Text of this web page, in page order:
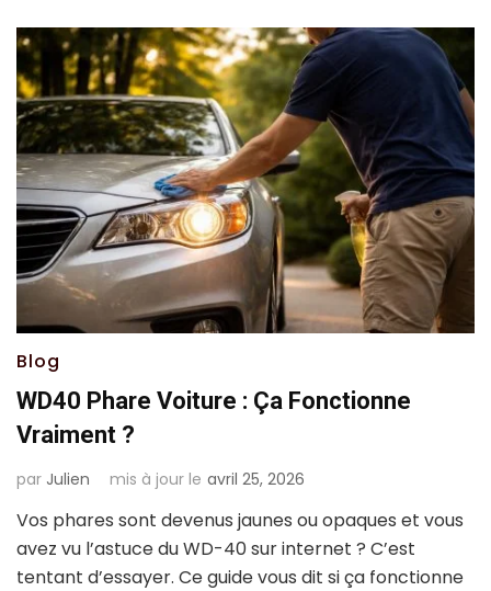
Blog
WD40 Phare Voiture : Ça Fonctionne
Vraiment ?
par Julien mis à jour le avril 25, 2026
Vos phares sont devenus jaunes ou opaques et vous
avez vu l’astuce du WD-40 sur internet ? C’est
tentant d’essayer. Ce guide vous dit si ça fonctionne